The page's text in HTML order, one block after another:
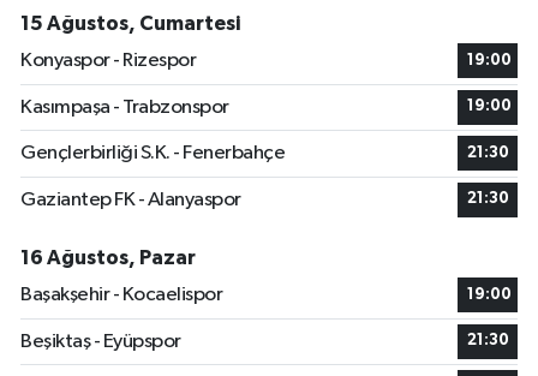
15 Ağustos, Cumartesi
Konyaspor - Rizespor
19:00
Kasımpaşa - Trabzonspor 19:00
Gençlerbirliği S.K. - Fenerbahçe 21:30
Gaziantep FK - Alanyaspor 21:30
16 Ağustos, Pazar
Başakşehir - Kocaelispor
19:00
Beşiktaş - Eyüpspor 21:30